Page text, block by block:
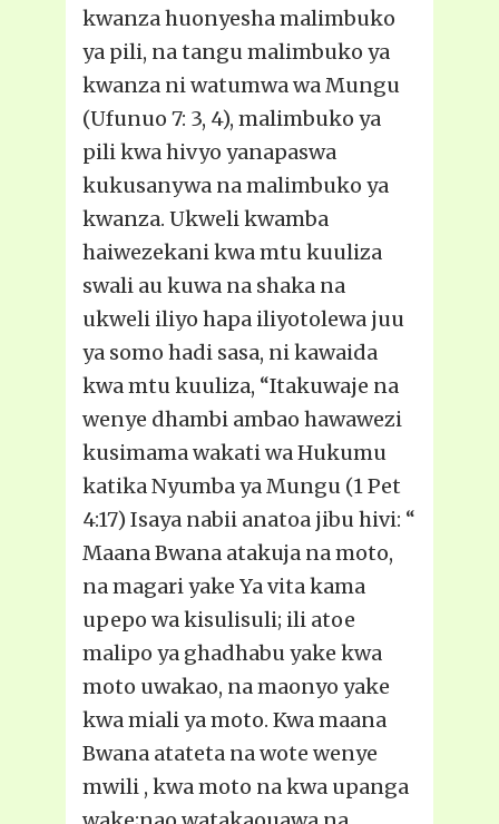
kwanza huonyesha malimbuko
ya pili, na tangu malimbuko ya
kwanza ni watumwa wa Mungu
(Ufunuo 7: 3, 4), malimbuko ya
pili kwa hivyo yanapaswa
kukusanywa na malimbuko ya
kwanza. Ukweli kwamba
haiwezekani kwa mtu kuuliza
swali au kuwa na shaka na
ukweli iliyo hapa iliyotolewa juu
ya somo hadi sasa, ni kawaida
kwa mtu kuuliza, “Itakuwaje na
wenye dhambi ambao hawawezi
kusimama wakati wa Hukumu
katika Nyumba ya Mungu (1 Pet
4:17) Isaya nabii anatoa jibu hivi: “
Maana Bwana atakuja na moto,
na magari yake Ya vita kama
upepo wa kisulisuli; ili atoe
malipo ya ghadhabu yake kwa
moto uwakao, na maonyo yake
kwa miali ya moto. Kwa maana
Bwana atateta na wote wenye
mwili , kwa moto na kwa upanga